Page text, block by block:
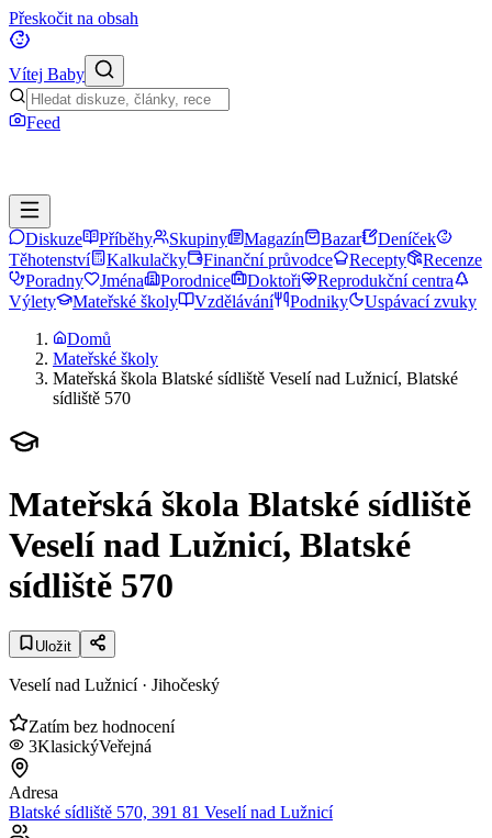
Přeskočit na obsah
Vítej Baby
Feed
Diskuze Příběhy Skupiny Magazín Bazar
Deníček
Těhotenství
Kalkulačky Finanční průvodce Recepty
Recenze
Poradny
Jména Porodnice Doktoři
Reprodukční centra
Výlety
Mateřské školy Vzdělávání Podniky
Uspávací zvuky
Domů
Mateřské školy
Mateřská škola Blatské sídliště Veselí nad Lužnicí, Blatské
sídliště 570
Mateřská škola Blatské sídliště
Veselí nad Lužnicí, Blatské
sídliště 570
Uložit
Veselí nad Lužnicí· Jihočeský
Zatím bez hodnocení
3KlasickýVeřejná
Adresa
Blatské sídliště 570, 391 81 Veselí nad Lužnicí